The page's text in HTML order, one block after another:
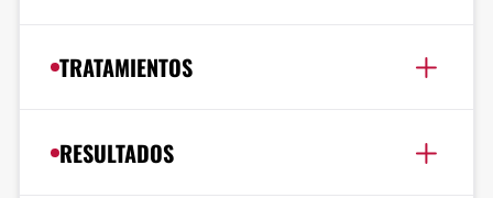
TRATAMIENTOS
RESULTADOS